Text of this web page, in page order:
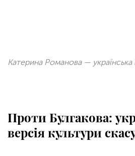
Катерина Романова — українська
Проти Булгакова:
версія культури